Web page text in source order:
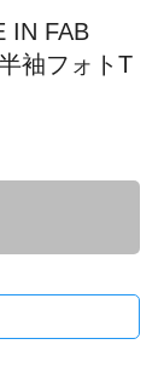
IN FAB
袖フォトT